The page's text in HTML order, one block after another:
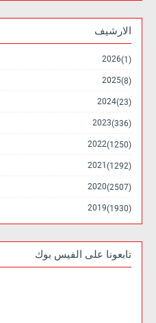
الارشيف
2026 (1)
2025 (8)
2024 (23)
2023 (336)
2022 (1250)
2021 (1292)
2020 (2507)
2019 (1930)
تابعونا على الفيس بوك